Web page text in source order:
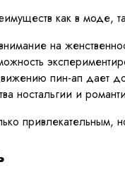
как в моде,
на
пин-ап дает
ностальгии и